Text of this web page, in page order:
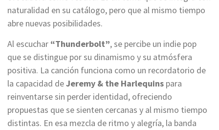
naturalidad en su catálogo, pero que al mismo tiempo
abre nuevas posibilidades.
Al escuchar “Thunderbolt”, se percibe un indie pop
que se distingue por su dinamismo y su atmósfera
positiva. La canción funciona como un recordatorio de
la capacidad deJeremy & the Harlequins para
reinventarse sin perder identidad, ofreciendo
propuestas que se sienten cercanas y al mismo tiempo
distintas. En esa mezcla de ritmo y alegría, la banda